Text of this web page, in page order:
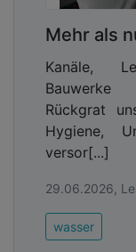
Mehr als
Kanäle,
Bauwerke
Rückgrat
Hygiene,
versor[...]
29.06.2026,
wasser